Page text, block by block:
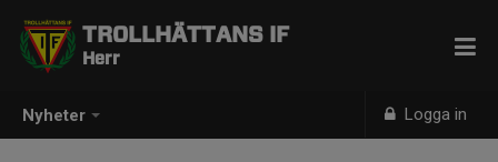
Nyheter Logga in
TROLLHÄTTANS IF
Herr